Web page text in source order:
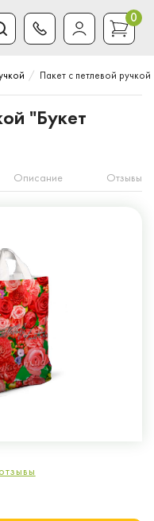
0
Пакет с петлевой
"Букет
Описание Отзывы